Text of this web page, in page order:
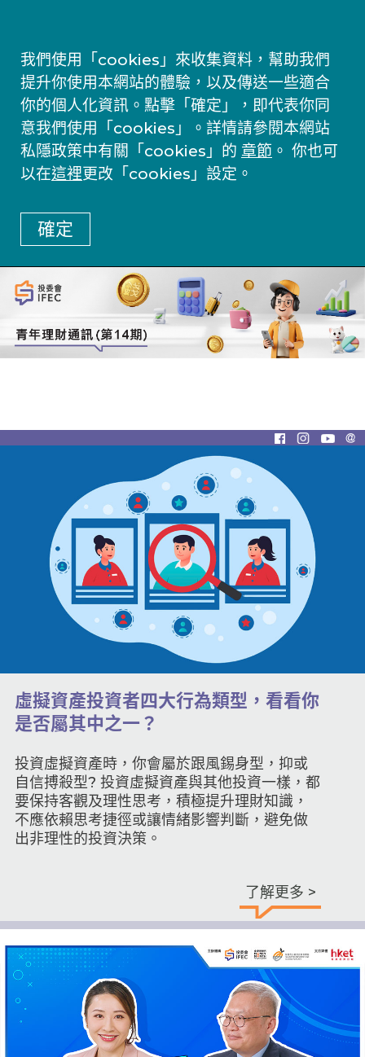
我們使用「cookies」來收集資料，幫助我們
提升你使用本網站的體驗，以及傳送一些適合
你的個人化資訊。點擊「確定」，即代表你同
意我們使用「cookies」。詳情請參閱本網站
私隱政策中有關「cookies」的 章節 。 你也可
以在這裡更改「cookies」設定。
確定
虛擬資產投資者四大行為類型，看看你
是否屬其中之一？
投資虛擬資產時，你會屬於跟風錫身型，抑或
自信搏殺型? 投資虛擬資產與其他投資一樣，都
要保持客觀及理性思考，積極提升理財知識，
不應依賴思考捷徑或讓情緒影響判斷，避免做
出非理性的投資決策。
了解更多 >